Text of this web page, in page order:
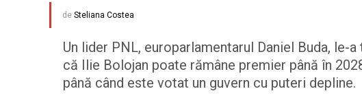
de Steliana Costea
Un lider PNL, europarlamentarul Daniel Buda,
că Ilie Bolojan poate rămâne premier până în
până când este votat un guvern cu puteri depline.